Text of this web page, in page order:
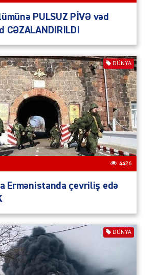
PULSUZ PİVƏ vəd
CƏZALANDIRILDI
DÜNYA
4426
Ermənistanda çevriliş edə
DÜNYA